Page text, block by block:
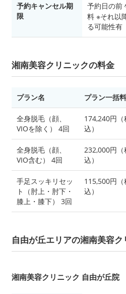
予約キャンセル期
限
予約日の前
料 ※それ以
る可能性有
湘南美容クリニックの料金
プラン名 プラン一括
全身脱毛（顔、
VIOを除く） 4回
174,240円（
込）
全身脱毛（顔、
VIO含む） 4回
232,000円（
込）
手足スッキリセッ
ト（肘上・肘下・
膝上・膝下） 3回
115,500円（
込）
自由が丘エリアの湘南美容
湘南美容クリニック 自由が丘院